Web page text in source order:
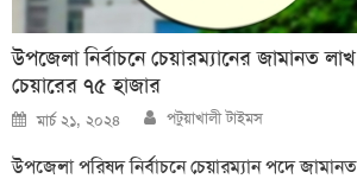
উপজেলা নির্বাচনে চেয়ারম্যানের জামানত
চেয়ারের ৭৫ হাজার
Posted
on
মার্চ ২১, ২০২৪ Author
পটুয়াখালী টাইমস
উপজেলা পরিষদ নির্বাচনে চেয়ারম্যান পদে